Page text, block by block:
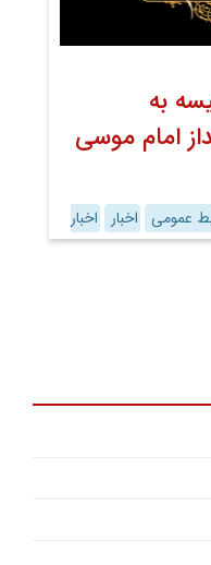
به
امام موسی
عمومی اخبار
اخبار